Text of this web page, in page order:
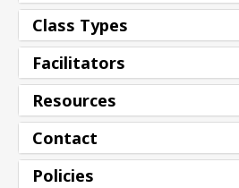
Class Types
Facilitators
Resources
Contact
Policies